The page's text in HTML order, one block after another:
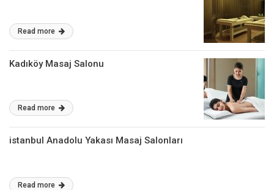
Read more
Kadıköy Masaj Salonu
Read more
istanbul Anadolu Yakası Masaj Salonları
Read more